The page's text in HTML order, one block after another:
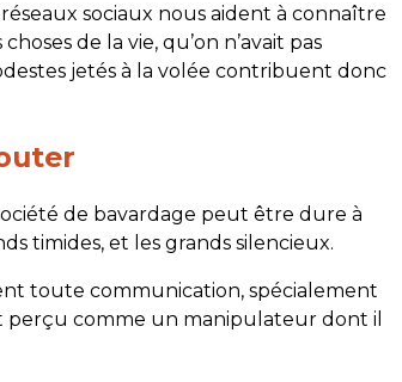
sociaux nous aident à connaître
de la vie, qu’on n’avait pas
jetés à la volée contribuent donc
de bavardage peut être dure à
timides, et les grands silencieux.
toute communication, spécialement
comme un manipulateur dont il